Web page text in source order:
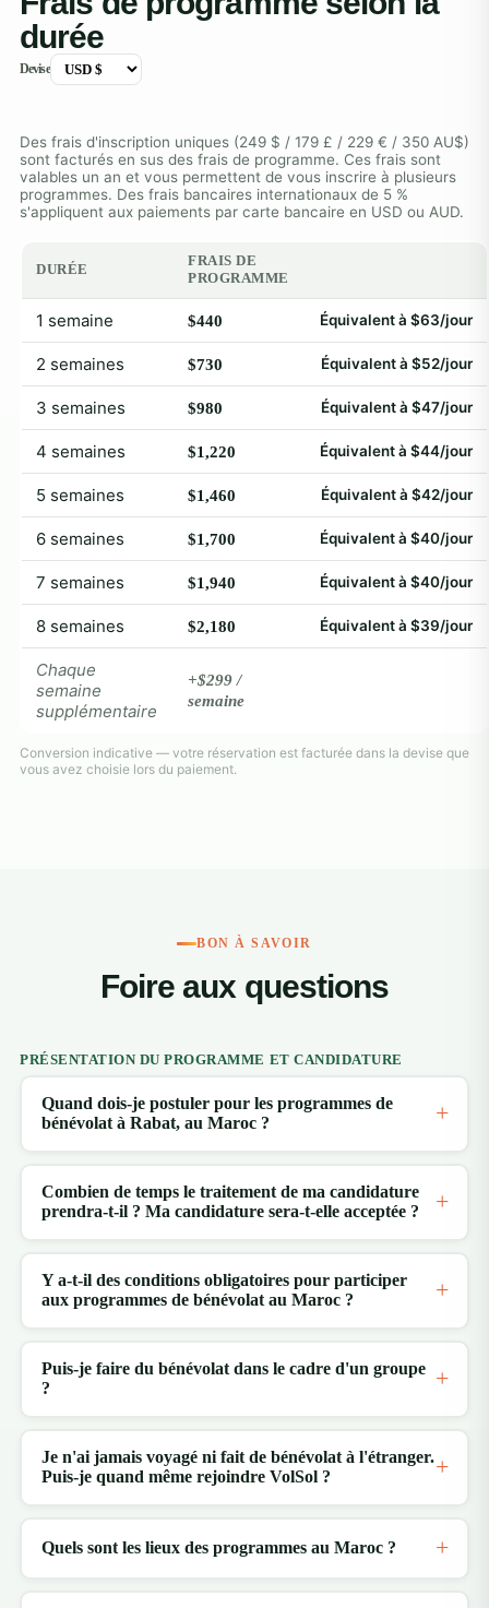
durée
Devise
Des frais d'inscription uniques (249 $ / 179 £ / 229 € / 350 AU$)
sont facturés en sus des frais de programme. Ces frais sont
valables un an et vous permettent de vous inscrire à plusieurs
programmes. Des frais bancaires internationaux de 5 %
s'appliquent aux paiements par carte bancaire en USD ou AUD.
DURÉE
FRAIS DE
PROGRAMME
1 semaine $440 Équivalent à $63/jour
2 semaines $730 Équivalent à $52/jour
3 semaines $980 Équivalent à $47/jour
4 semaines $1,220 Équivalent à $44/jour
5 semaines $1,460 Équivalent à $42/jour
6 semaines $1,700 Équivalent à $40/jour
7 semaines $1,940 Équivalent à $40/jour
8 semaines $2,180 Équivalent à $39/jour
Chaque
semaine
supplémentaire
+$299 /
semaine
Conversion indicative — votre réservation est facturée dans la devise que
vous avez choisie lors du paiement.
BON À SAVOIR
Foire aux questions
PRÉSENTATION DU PROGRAMME ET CANDIDATURE
Quand dois-je postuler pour les programmes de
bénévolat à Rabat, au Maroc ?
Combien de temps le traitement de ma candidature
prendra-t-il ? Ma candidature sera-t-elle acceptée ?
Y a-t-il des conditions obligatoires pour participer
aux programmes de bénévolat au Maroc ?
Puis-je faire du bénévolat dans le cadre d'un groupe
?
Je n'ai jamais voyagé ni fait de bénévolat à l'étranger.
Puis-je quand même rejoindre VolSol ?
Quels sont les lieux des programmes au Maroc ?